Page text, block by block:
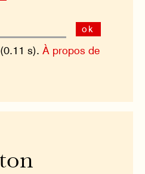
ok
(0.11 s).À propos de